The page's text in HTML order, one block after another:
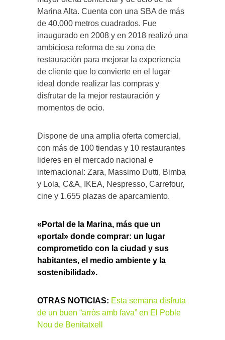
Marina Alta. Cuenta con una SBA de más
de 40.000 metros cuadrados. Fue
inaugurado en 2008 y en 2018 realizó una
ambiciosa reforma de su zona de
restauración para mejorar la experiencia
de cliente que lo convierte en el lugar
ideal donde realizar las compras y
disfrutar de la mejor restauración y
momentos de ocio.
Dispone de una amplia oferta comercial,
con más de 100 tiendas y 10 restaurantes
lideres en el mercado nacional e
internacional: Zara, Massimo Dutti, Bimba
y Lola, C&A, IKEA, Nespresso, Carrefour,
cine y 1.655 plazas de aparcamiento.
«Portal de la Marina, más que un
«portal» donde comprar: un lugar
comprometido con la ciudad y sus
habitantes, el medio ambiente y la
sostenibilidad».
OTRAS NOTICIAS: Esta semana disfruta
de un buen “arròs amb fava” en El Poble
Nou de Benitatxell